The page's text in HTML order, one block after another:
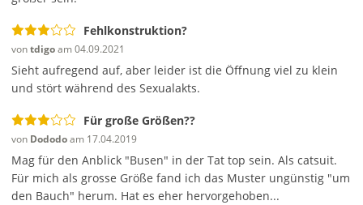
Fehlkonstruktion?
vontdigoam 04.09.2021
Sieht aufregend auf, aber leider ist die Öffnung viel zu klein
und stört während des Sexualakts.
Für große Größen??
von Dododoam 17.04.2019
Mag für den Anblick "Busen" in der Tat top sein. Als catsuit.
Für mich als grosse Größe fand ich das Muster ungünstig "um
den Bauch" herum. Hat es eher hervorgehoben...